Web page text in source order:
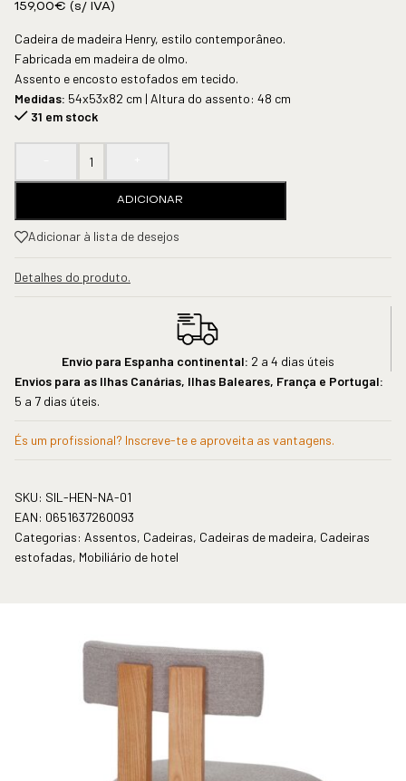
159,00€ (s/ IVA)
Cadeira de madeira Henry, estilo contemporâneo.
Fabricada em madeira de olmo.
Assento e encosto estofados em tecido.
Medidas: 54x53x82 cm | Altura do assento: 48 cm
31 em stock
ADICIONAR
Adicionar à lista de desejos
Detalhes do produto.
Envio para Espanha continental: 2 a 4 dias úteis
Envios para as Ilhas Canárias, Ilhas Baleares, França e Portugal:
5 a 7 dias úteis.
És um profissional? Inscreve-te e aproveita as vantagens.
SKU: SIL-HEN-NA-01
EAN: 0651637260093
Categorias: Assentos, Cadeiras, Cadeiras de madeira, Cadeiras
estofadas, Mobiliário de hotel